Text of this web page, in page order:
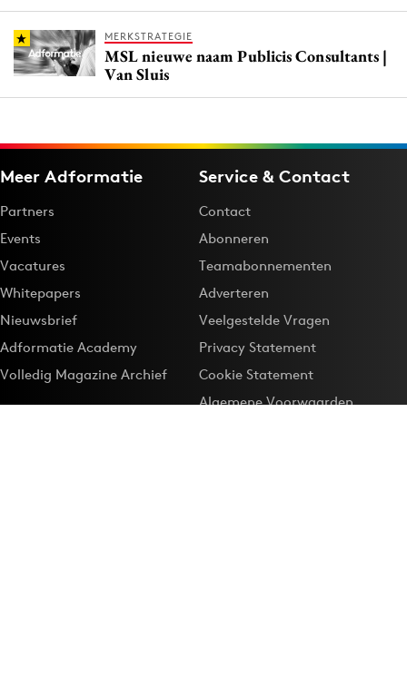
MERKSTRATEGIE
MSL nieuwe naam Publicis Consultants |
Van Sluis
Meer Adformatie
Partners
Events
Vacatures
Whitepapers
Nieuwsbrief
Adformatie Academy
Volledig Magazine Archief
Service & Contact
Contact
Abonneren
Teamabonnementen
Adverteren
Veelgestelde Vragen
Privacy Statement
Cookie Statement
Algemene Voorwaarden